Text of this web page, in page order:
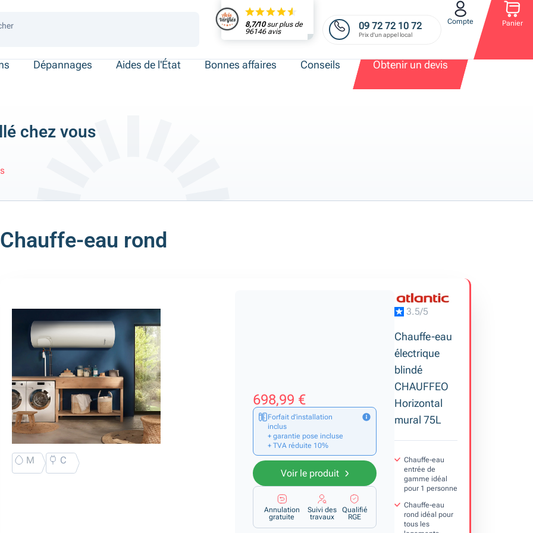
place
8,7/10sur plus de
96146 avis
09 72 72 10 72
Prix d'un appel local
Compte Panier
Dépannages Aides de l'État Bonnes affaires Conseils Obtenir un devis
chez vous
Chauffe-eau rond
M C
3.5/5
Chauffe-eau
électrique
blindé
CHAUFFEO
Horizontal
mural 75L
Chauffe-eau
entrée de
gamme idéal
pour 1 personne
Chauffe-eau
rond idéal pour
tous les
698,99 €
Forfait d’installation
inclus
+ garantie pose incluse
+ TVA réduite 10%
Voir le produit
Annulation
gratuite
Suivi des
travaux
Qualifié
RGE